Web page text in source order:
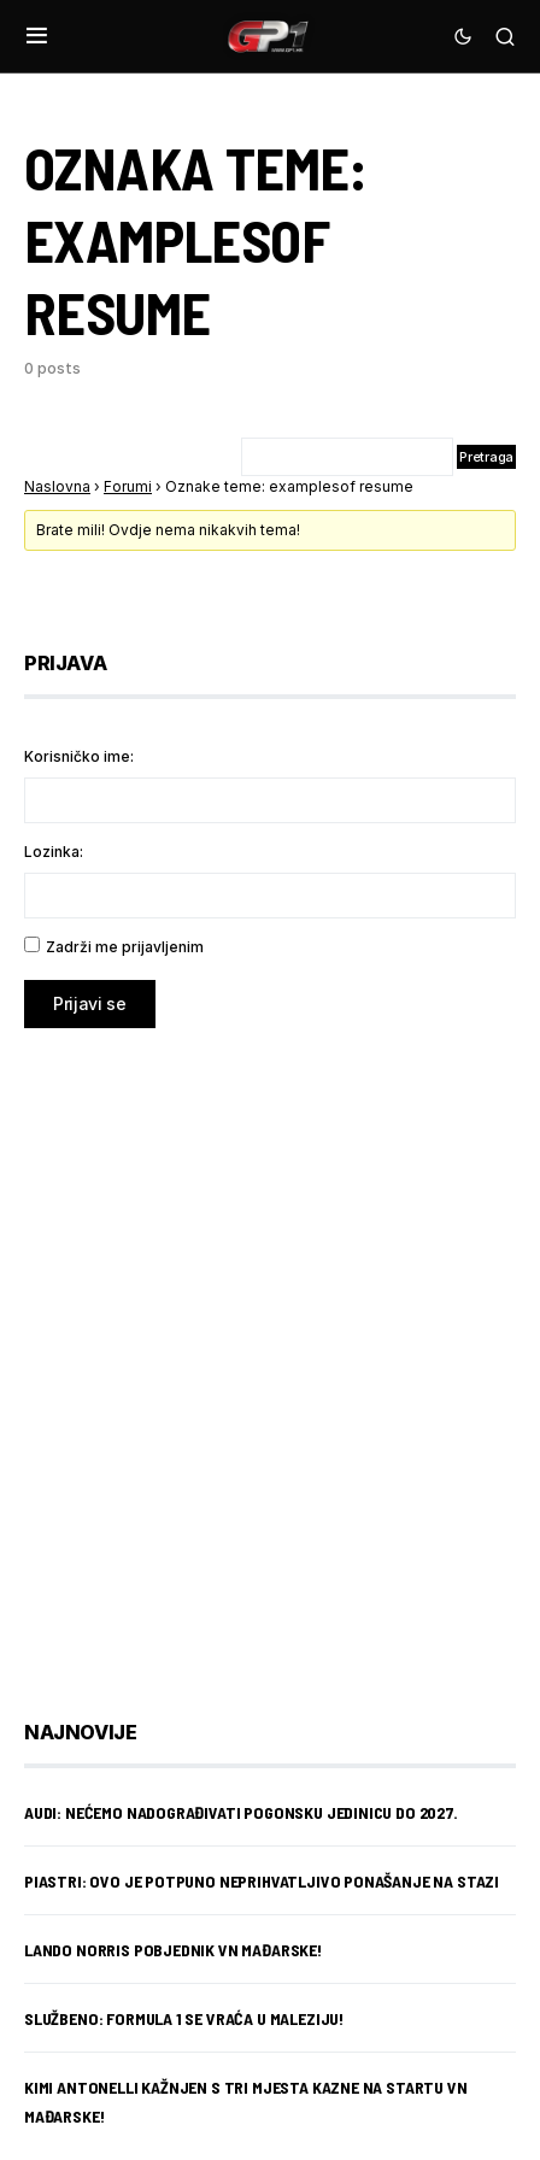
OZNAKA TEME:
EXAMPLESOF
RESUME
0 posts
Naslovna › Forumi › Oznake teme: examplesof resume
Brate mili! Ovdje nema nikakvih tema!
PRIJAVA
Korisničko ime:
Lozinka:
Zadrži me prijavljenim
Prijavi se
NAJNOVIJE
AUDI: NEĆEMO NADOGRAĐIVATI POGONSKU JEDINICU DO 2027.
PIASTRI: OVO JE POTPUNO NEPRIHVATLJIVO PONAŠANJE NA STAZI
LANDO NORRIS POBJEDNIK VN MAĐARSKE!
SLUŽBENO: FORMULA 1 SE VRAĆA U MALEZIJU!
KIMI ANTONELLI KAŽNJEN S TRI MJESTA KAZNE NA STARTU VN
MAĐARSKE!